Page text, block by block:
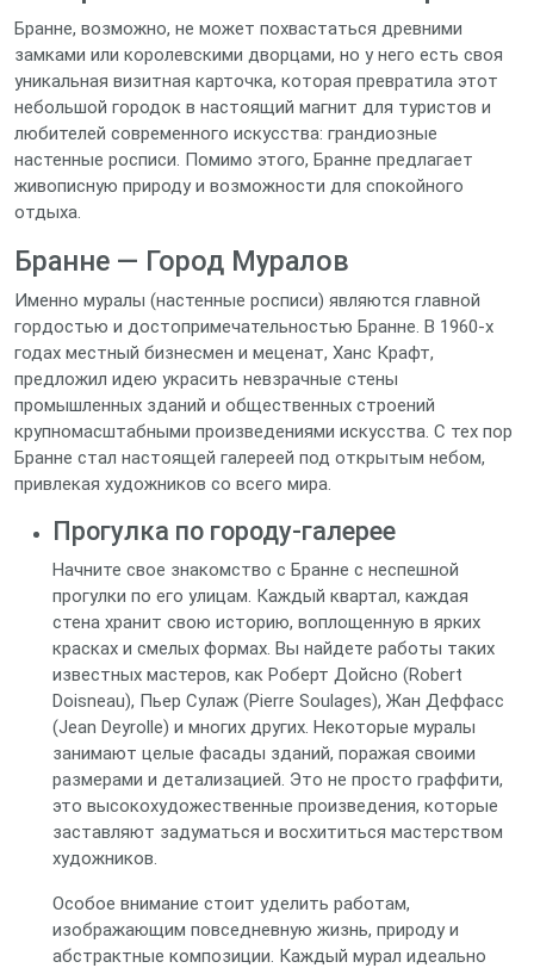
Бранне, возможно, не может похвастаться древними
замками или королевскими дворцами, но у него есть своя
уникальная визитная карточка, которая превратила этот
небольшой городок в настоящий магнит для туристов и
любителей современного искусства: грандиозные
настенные росписи. Помимо этого, Бранне предлагает
живописную природу и возможности для спокойного
отдыха.
Бранне — Город Муралов
Именно муралы (настенные росписи) являются главной
гордостью и достопримечательностью Бранне. В 1960-х
годах местный бизнесмен и меценат, Ханс Крафт,
предложил идею украсить невзрачные стены
промышленных зданий и общественных строений
крупномасштабными произведениями искусства. С тех пор
Бранне стал настоящей галереей под открытым небом,
привлекая художников со всего мира.
Прогулка по городу-галерее
Начните свое знакомство с Бранне с неспешной
прогулки по его улицам. Каждый квартал, каждая
стена хранит свою историю, воплощенную в ярких
красках и смелых формах. Вы найдете работы таких
известных мастеров, как Роберт Дойсно (Robert
Doisneau), Пьер Сулаж (Pierre Soulages), Жан Деффасс
(Jean Deyrolle) и многих других. Некоторые муралы
занимают целые фасады зданий, поражая своими
размерами и детализацией. Это не просто граффити,
это высокохудожественные произведения, которые
заставляют задуматься и восхититься мастерством
художников.
Особое внимание стоит уделить работам,
изображающим повседневную жизнь, природу и
абстрактные композиции. Каждый мурал идеально